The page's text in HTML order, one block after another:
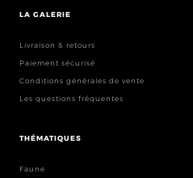
LA GALERIE
Livraison & retours
Paiement sécurisé
Conditions générales de vente
Les questions fréquentes
THÉMATIQUES
Faune